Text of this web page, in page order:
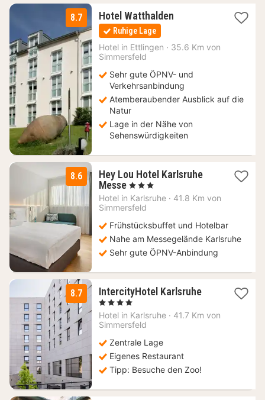
8.7 Hotel Watthalden1
99
Ruhige Lage
Hotel in Ettlingen · 35.6 Km von
Simmersfeld
Sehr gute ÖPNV- und
Verkehrsanbindung
Atemberaubender Ausblick auf die
Natur
Lage in der Nähe von
Sehenswürdigkeiten
8.6
Hey Lou Hotel Karlsruhe
Messe 2
Nächte
ab
€
, 3 Sterne
Hotel in Karlsruhe · 41.8 Km von
Simmersfeld
Frühstücksbuffet und Hotelbar
Nahe am Messegelände Karlsruhe
Sehr gute ÖPNV-Anbindung
8.7 IntercityHotel Karlsruhe1
ab
, 4 Sterne
Hotel in Karlsruhe · 41.7 Km von
Simmersfeld
Zentrale Lage
Eigenes Restaurant
Tipp: Besuche den Zoo!